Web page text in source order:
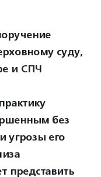
суду,
и СПЧ
без
угрозы его
представить